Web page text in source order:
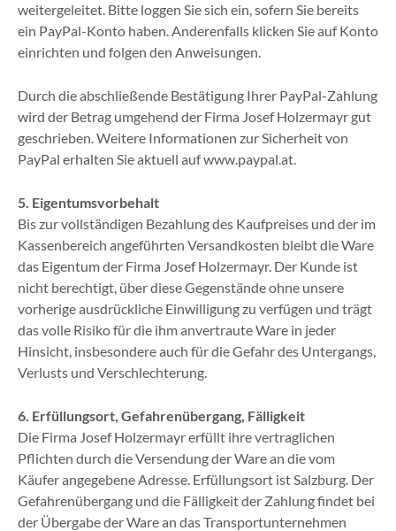
weitergeleitet. Bitte loggen Sie sich ein, sofern Sie bereits
ein PayPal-Konto haben. Anderenfalls klicken Sie auf Konto
einrichten und folgen den Anweisungen.
Durch die abschließende Bestätigung Ihrer PayPal-Zahlung
wird der Betrag umgehend der Firma Josef Holzermayr gut
geschrieben. Weitere Informationen zur Sicherheit von
PayPal erhalten Sie aktuell auf www.paypal.at.
5. Eigentumsvorbehalt
Bis zur vollständigen Bezahlung des Kaufpreises und der im
Kassenbereich angeführten Versandkosten bleibt die Ware
das Eigentum der Firma Josef Holzermayr. Der Kunde ist
nicht berechtigt, über diese Gegenstände ohne unsere
vorherige ausdrückliche Einwilligung zu verfügen und trägt
das volle Risiko für die ihm anvertraute Ware in jeder
Hinsicht, insbesondere auch für die Gefahr des Untergangs,
Verlusts und Verschlechterung.
6. Erfüllungsort, Gefahrenübergang, Fälligkeit
Die Firma Josef Holzermayr erfüllt ihre vertraglichen
Pflichten durch die Versendung der Ware an die vom
Käufer angegebene Adresse. Erfüllungsort ist Salzburg. Der
Gefahrenübergang und die Fälligkeit der Zahlung findet bei
der Übergabe der Ware an das Transportunternehmen